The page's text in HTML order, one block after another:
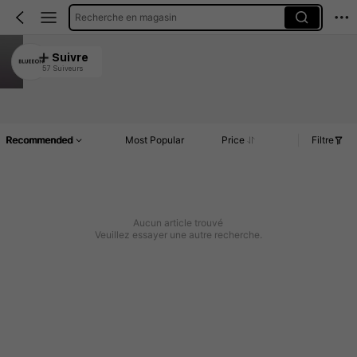
Recherche en magasin
BLUEEON
4.95
Suivre
57 Suiveurs
Recommended Most Popular Price Filtre
Aucun article trouvé
Veuillez essayer une autre recherche.